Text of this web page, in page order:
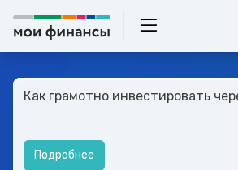
Как грамотно инвестировать
Подробнее